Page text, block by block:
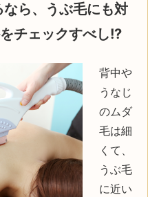
ら、うぶ毛にも対
チェックすべし!?
背中や
うなじ
のムダ
毛は細
くて、
うぶ毛
に近い